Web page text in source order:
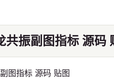
共振副图指标 源码
图指标 源码 贴图